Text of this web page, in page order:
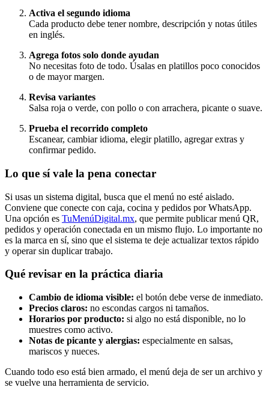
Activa el segundo idioma
Cada producto debe tener nombre, descripción y notas útiles
en inglés.
Agrega fotos solo donde ayudan
No necesitas foto de todo. Úsalas en platillos poco conocidos
o de mayor margen.
Revisa variantes
Salsa roja o verde, con pollo o con arrachera, picante o suave.
Prueba el recorrido completo
Escanear, cambiar idioma, elegir platillo, agregar extras y
confirmar pedido.
Lo que sí vale la pena conectar
Si usas un sistema digital, busca que el menú no esté aislado.
Conviene que conecte con caja, cocina y pedidos por WhatsApp.
Una opción es TuMenúDigital.mx, que permite publicar menú QR,
pedidos y operación conectada en un mismo flujo. Lo importante no
es la marca en sí, sino que el sistema te deje actualizar textos rápido
y operar sin duplicar trabajo.
Qué revisar en la práctica diaria
Cambio de idioma visible: el botón debe verse de inmediato.
Precios claros: no escondas cargos ni tamaños.
Horarios por producto: si algo no está disponible, no lo
muestres como activo.
Notas de picante y alergias: especialmente en salsas,
mariscos y nueces.
Cuando todo eso está bien armado, el menú deja de ser un archivo y
se vuelve una herramienta de servicio.